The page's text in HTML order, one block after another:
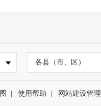
各县（市、区）
使用帮助 网站建设管理